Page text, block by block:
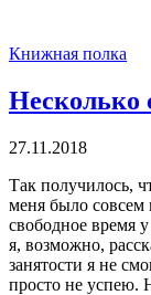
Книжная полка
Несколько
27.11.2018
Так получилось,
меня было совсем
свободное время
я, возможно,
занятости я не
просто не